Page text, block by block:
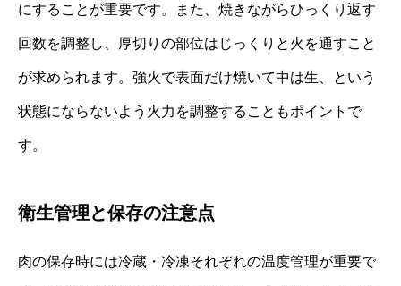
にすることが重要です。また、焼きながらひっくり返す
回数を調整し、厚切りの部位はじっくりと火を通すこと
が求められます。強火で表面だけ焼いて中は生、という
状態にならないよう火力を調整することもポイントで
す。
衛生管理と保存の注意点
肉の保存時には冷蔵・冷凍それぞれの温度管理が重要で